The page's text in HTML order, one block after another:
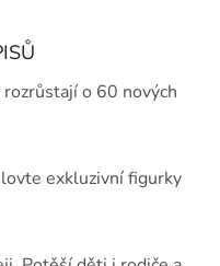
o 60 nových
exkluzivní figurky